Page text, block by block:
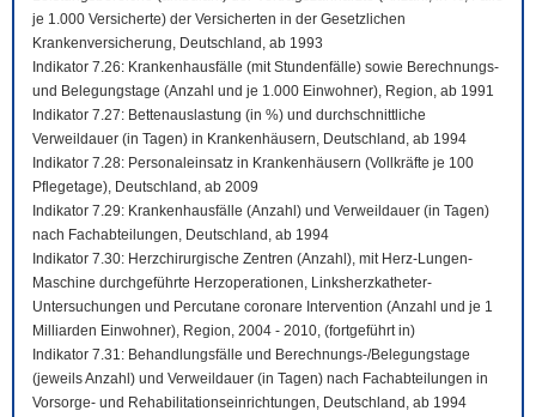
je 1.000 Versicherte) der Versicherten in der Gesetzlichen
Krankenversicherung, Deutschland, ab 1993
Indikator 7.26: Krankenhausfälle (mit Stundenfälle) sowie Berechnungs-
und Belegungstage (Anzahl und je 1.000 Einwohner), Region, ab 1991
Indikator 7.27: Bettenauslastung (in %) und durchschnittliche
Verweildauer (in Tagen) in Krankenhäusern, Deutschland, ab 1994
Indikator 7.28: Personaleinsatz in Krankenhäusern (Vollkräfte je 100
Pflegetage), Deutschland, ab 2009
Indikator 7.29: Krankenhausfälle (Anzahl) und Verweildauer (in Tagen)
nach Fachabteilungen, Deutschland, ab 1994
Indikator 7.30: Herzchirurgische Zentren (Anzahl), mit Herz-Lungen-
Maschine durchgeführte Herzoperationen, Linksherzkatheter-
Untersuchungen und Percutane coronare Intervention (Anzahl und je 1
Milliarden Einwohner), Region, 2004 - 2010, (fortgeführt in)
Indikator 7.31: Behandlungsfälle und Berechnungs-/Belegungstage
(jeweils Anzahl) und Verweildauer (in Tagen) nach Fachabteilungen in
Vorsorge- und Rehabilitationseinrichtungen, Deutschland, ab 1994